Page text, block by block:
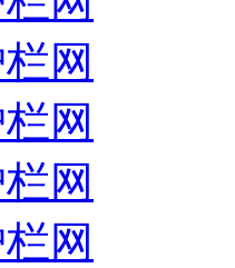
网
网
网
网